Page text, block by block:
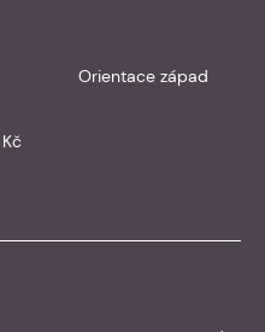
Orientace západ
Kč